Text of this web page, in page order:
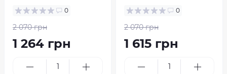
0
2 070 грн
1 264 грн
0
2 070 грн
1 615 грн